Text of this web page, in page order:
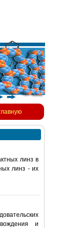
линз в
линз - их
и